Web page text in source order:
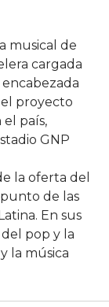
musical de
cargada
proyecto
país,
GNP
la oferta del
de las
En sus
pop y la
la música